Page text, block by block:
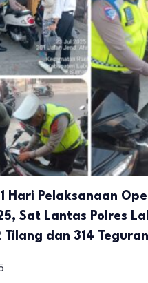
Hari Pelaksanaan
Sat Lantas Polres
dan 314 Teguran